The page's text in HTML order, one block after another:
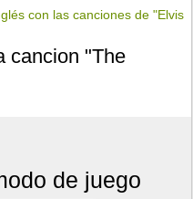
con las canciones de "Elvis
cancion "The
de juego